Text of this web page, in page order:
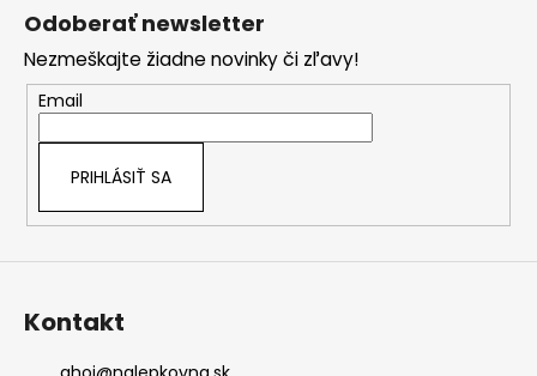
Odoberať newsletter
Nezmeškajte žiadne novinky či zľavy!
Email
PRIHLÁSIŤ SA
Kontakt